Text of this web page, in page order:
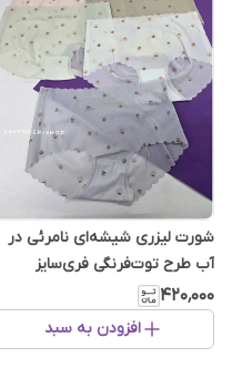
شورت لیزری شیشه‌ای نامرئی در
آب طرح توت‌فرنگی فری‌سایز
۴۲۰٬۰۰۰
افزودن به سبد